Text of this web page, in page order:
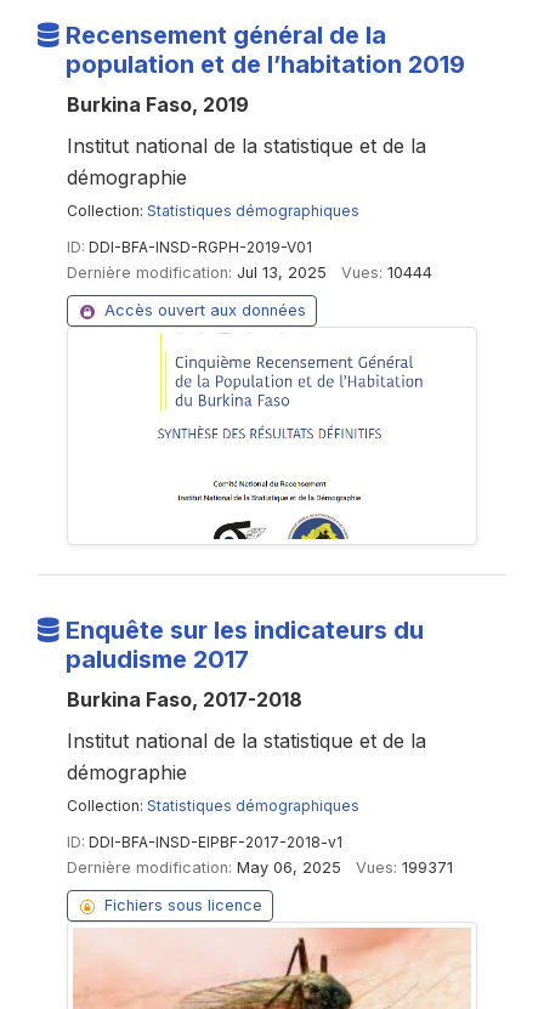
Recensement général de la
population et de l’habitation 2019
Burkina Faso, 2019
Institut national de la statistique et de la
démographie
Collection: Statistiques démographiques
ID: DDI-BFA-INSD-RGPH-2019-V01
Dernière modification: Jul 13, 2025 Vues: 10444
Accès ouvert aux données
Enquête sur les indicateurs du
paludisme 2017
Burkina Faso, 2017-2018
Institut national de la statistique et de la
démographie
Collection: Statistiques démographiques
ID: DDI-BFA-INSD-EIPBF-2017-2018-v1
Dernière modification: May 06, 2025 Vues: 199371
Fichiers sous licence